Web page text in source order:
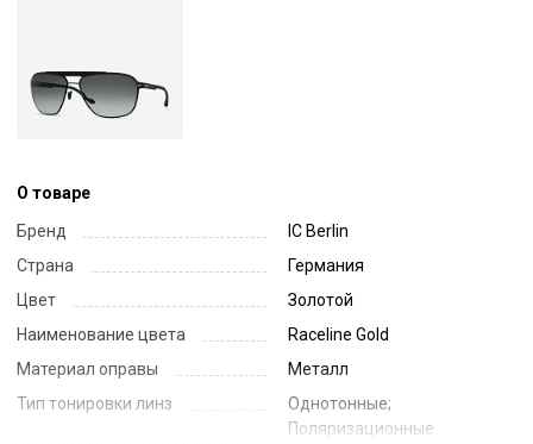
О товаре
Бренд
IC Berlin
Страна
Германия
Цвет
Золотой
Наименование цвета
Raceline Gold
Материал оправы
Металл
Тип тонировки линз
Однотонные;
Поляризационные